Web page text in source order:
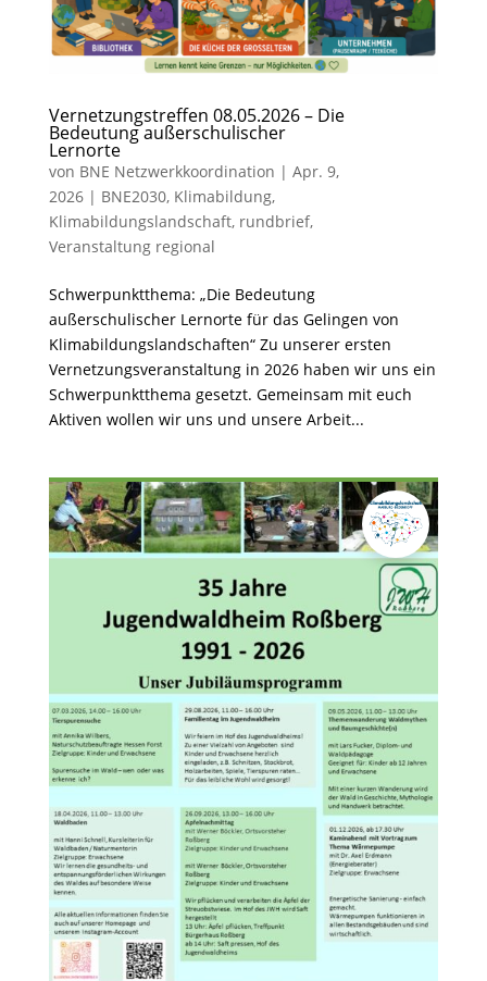
Vernetzungstreffen 08.05.2026 – Die
Bedeutung außerschulischer
Lernorte
von BNE Netzwerkkoordination | Apr. 9,
2026| BNE2030, Klimabildung,
Klimabildungslandschaft, rundbrief,
Veranstaltung regional
Schwerpunktthema: „Die Bedeutung
außerschulischer Lernorte für das Gelingen von
Klimabildungslandschaften“ Zu unserer ersten
Vernetzungsveranstaltung in 2026 haben wir uns ein
Schwerpunktthema gesetzt. Gemeinsam mit euch
Aktiven wollen wir uns und unsere Arbeit...